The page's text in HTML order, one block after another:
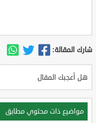
شارك المقالة:
هل أعجبك المقال
مواضيع ذات محتوي مطابق